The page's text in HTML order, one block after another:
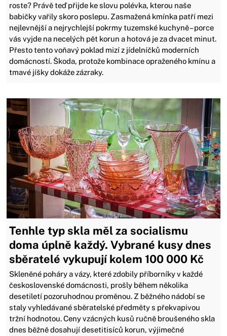
roste? Právě teď přijde ke slovu polévka, kterou naše
babičky vařily skoro poslepu. Zasmažená kmínka patří mezi
nejlevnější a nejrychlejší pokrmy tuzemské kuchyně – porce
vás vyjde na necelých pět korun a hotová je za dvacet minut.
Přesto tento voňavý poklad mizí z jídelníčků moderních
domácností. Škoda, protože kombinace opraženého kmínu a
tmavé jíšky dokáže zázraky.
Tenhle typ skla měl za socialismu
doma úplně každý. Vybrané kusy dnes
sběratelé vykupují kolem 100 000 Kč
Skleněné poháry a vázy, které zdobily příborníky v každé
československé domácnosti, prošly během několika
desetiletí pozoruhodnou proměnou. Z běžného nádobí se
staly vyhledávané sběratelské předměty s překvapivou
tržní hodnotou. Ceny vzácných kusů ručně broušeného skla
dnes běžně dosahují desetitisíců korun, výjimečné